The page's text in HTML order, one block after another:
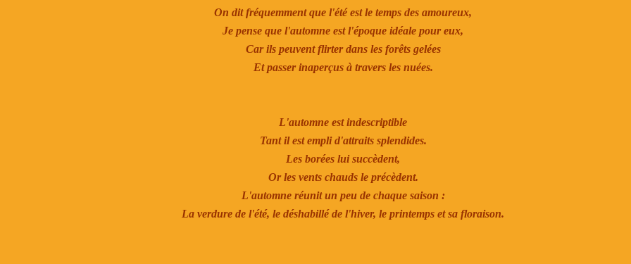
On dit fréquemment que l'été est le temps des amoureux,
Je pense que l'automne est l'époque idéale pour eux,
Car ils peuvent flirter dans les forêts gelées
Et passer inaperçus à travers les nuées.
L'automne est indescriptible
Tant il est empli d'attraits splendides.
Les borées lui succèdent,
Or les vents chauds le précèdent.
L'automne réunit un peu de chaque saison :
La verdure de l'été, le déshabillé de l'hiver, le printemps et sa floraison.